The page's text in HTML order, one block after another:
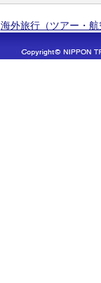
海外旅行（ツアー・航